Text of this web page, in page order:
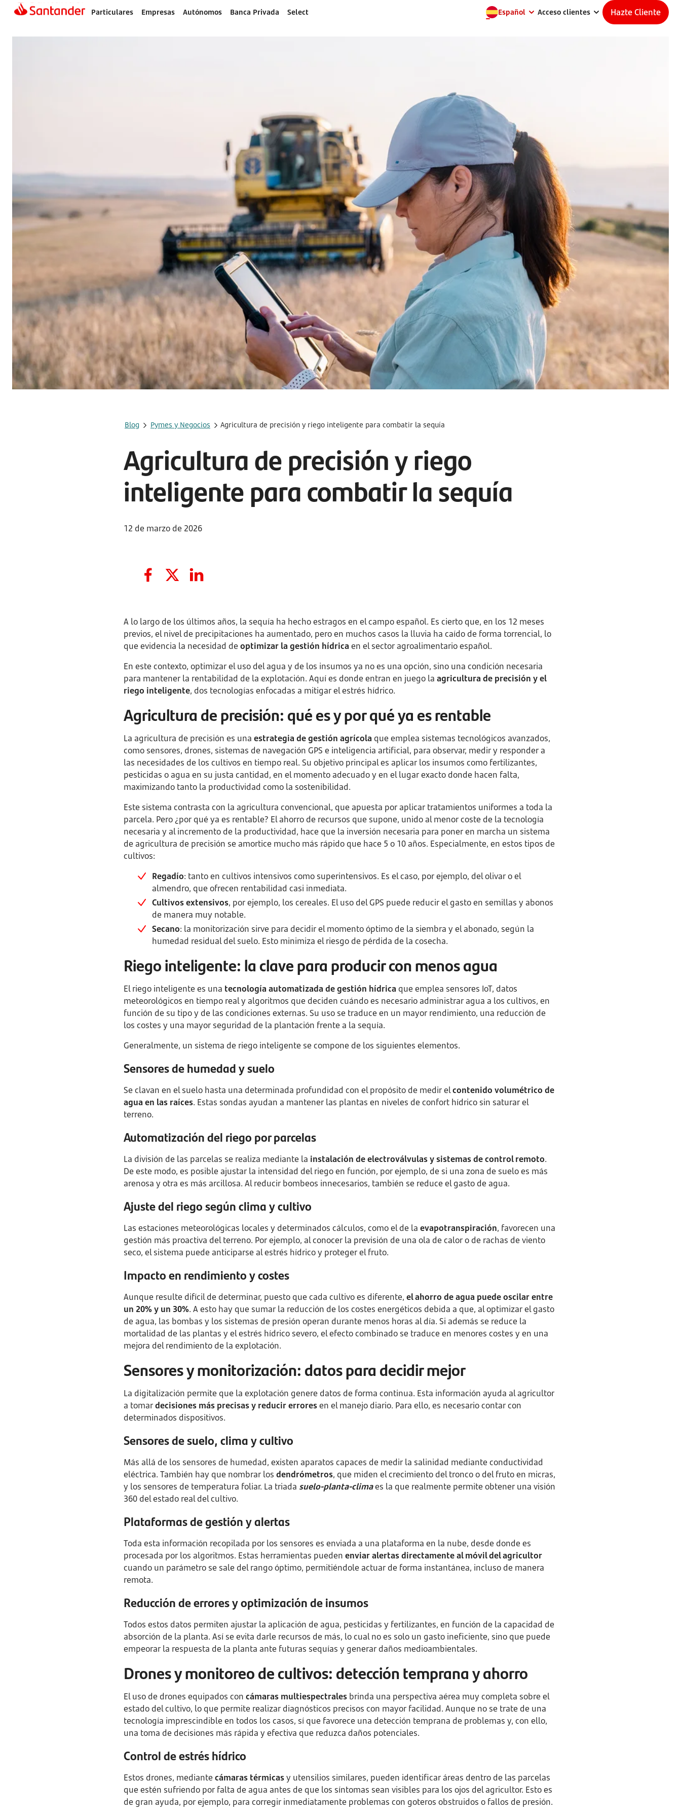
Particulares Empresas Autónomos Banca Privada Select Español Acceso clientes Hazte Cliente
Blog Pymes y Negocios Agricultura de precisión y riego inteligente para combatir la sequía
Agricultura de precisión y riego
inteligente para combatir la sequía
12 de marzo de 2026
A lo largo de los últimos años, la sequía ha hecho estragos en el campo español. Es cierto que, en los 12 meses
previos, el nivel de precipitaciones ha aumentado, pero en muchos casos la lluvia ha caído de forma torrencial, lo
que evidencia la necesidad de optimizar la gestión hídrica en el sector agroalimentario español.
En este contexto, optimizar el uso del agua y de los insumos ya no es una opción, sino una condición necesaria
para mantener la rentabilidad de la explotación. Aquí es donde entran en juego la agricultura de precisión y el
riego inteligente, dos tecnologías enfocadas a mitigar el estrés hídrico.
Agricultura de precisión: qué es y por qué ya es rentable
La agricultura de precisión es una estrategia de gestión agrícola que emplea sistemas tecnológicos avanzados,
como sensores, drones, sistemas de navegación GPS e inteligencia artificial, para observar, medir y responder a
las necesidades de los cultivos en tiempo real. Su objetivo principal es aplicar los insumos como fertilizantes,
pesticidas o agua en su justa cantidad, en el momento adecuado y en el lugar exacto donde hacen falta,
maximizando tanto la productividad como la sostenibilidad.
Este sistema contrasta con la agricultura convencional, que apuesta por aplicar tratamientos uniformes a toda la
parcela. Pero ¿por qué ya es rentable? El ahorro de recursos que supone, unido al menor coste de la tecnología
necesaria y al incremento de la productividad, hace que la inversión necesaria para poner en marcha un sistema
de agricultura de precisión se amortice mucho más rápido que hace 5 o 10 años. Especialmente, en estos tipos de
cultivos:
Regadío: tanto en cultivos intensivos como superintensivos. Es el caso, por ejemplo, del olivar o el
almendro, que ofrecen rentabilidad casi inmediata.
Cultivos extensivos, por ejemplo, los cereales. El uso del GPS puede reducir el gasto en semillas y abonos
de manera muy notable.
Secano: la monitorización sirve para decidir el momento óptimo de la siembra y el abonado, según la
humedad residual del suelo. Esto minimiza el riesgo de pérdida de la cosecha.
Riego inteligente: la clave para producir con menos agua
El riego inteligente es una tecnología automatizada de gestión hídrica que emplea sensores IoT, datos
meteorológicos en tiempo real y algoritmos que deciden cuándo es necesario administrar agua a los cultivos, en
función de su tipo y de las condiciones externas. Su uso se traduce en un mayor rendimiento, una reducción de
los costes y una mayor seguridad de la plantación frente a la sequía.
Generalmente, un sistema de riego inteligente se compone de los siguientes elementos.
Sensores de humedad y suelo
Se clavan en el suelo hasta una determinada profundidad con el propósito de medir elcontenido volumétrico de
agua en las raíces. Estas sondas ayudan a mantener las plantas en niveles de confort hídrico sin saturar el
terreno.
Automatización del riego por parcelas
La división de las parcelas se realiza mediante la instalación de electroválvulas y sistemas de control remoto.
De este modo, es posible ajustar la intensidad del riego en función, por ejemplo, de si una zona de suelo es más
arenosa y otra es más arcillosa. Al reducir bombeos innecesarios, también se reduce el gasto de agua.
Ajuste del riego según clima y cultivo
Las estaciones meteorológicas locales y determinados cálculos, como el de la evapotranspiración, favorecen una
gestión más proactiva del terreno. Por ejemplo, al conocer la previsión de una ola de calor o de rachas de viento
seco, el sistema puede anticiparse al estrés hídrico y proteger el fruto.
Impacto en rendimiento y costes
Aunque resulte difícil de determinar, puesto que cada cultivo es diferente, el ahorro de agua puede oscilar entre
un 20% y un 30%. A esto hay que sumar la reducción de los costes energéticos debida a que, al optimizar el gasto
de agua, las bombas y los sistemas de presión operan durante menos horas al día. Si además se reduce la
mortalidad de las plantas y el estrés hídrico severo, el efecto combinado se traduce en menores costes y en una
mejora del rendimiento de la explotación.
Sensores y monitorización: datos para decidir mejor
La digitalización permite que la explotación genere datos de forma continua. Esta información ayuda al agricultor
a tomardecisiones más precisas y reducir erroresen el manejo diario. Para ello, es necesario contar con
determinados dispositivos.
Sensores de suelo, clima y cultivo
Más allá de los sensores de humedad, existen aparatos capaces de medir la salinidad mediante conductividad
eléctrica. También hay que nombrar los dendrómetros, que miden el crecimiento del tronco o del fruto en micras,
y los sensores de temperatura foliar. La triada suelo-planta-climaes la que realmente permite obtener una visión
360 del estado real del cultivo.
Plataformas de gestión y alertas
Toda esta información recopilada por los sensores es enviada a una plataforma en la nube, desde donde es
procesada por los algoritmos. Estas herramientas pueden enviar alertas directamente al móvil del agricultor
cuando un parámetro se sale del rango óptimo, permitiéndole actuar de forma instantánea, incluso de manera
remota.
Reducción de errores y optimización de insumos
Todos estos datos permiten ajustar la aplicación de agua, pesticidas y fertilizantes, en función de la capacidad de
absorción de la planta. Así se evita darle recursos de más, lo cual no es solo un gasto ineficiente, sino que puede
empeorar la respuesta de la planta ante futuras sequías y generar daños medioambientales.
Drones y monitoreo de cultivos: detección temprana y ahorro
El uso de drones equipados con cámaras multiespectrales brinda una perspectiva aérea muy completa sobre el
estado del cultivo, lo que permite realizar diagnósticos precisos con mayor facilidad. Aunque no se trate de una
tecnología imprescindible en todos los casos, sí que favorece una detección temprana de problemas y, con ello,
una toma de decisiones más rápida y efectiva que reduzca daños potenciales.
Control de estrés hídrico
Estos drones, mediante cámaras térmicasy utensilios similares, pueden identificar áreas dentro de las parcelas
que estén sufriendo por falta de agua antes de que los síntomas sean visibles para los ojos del agricultor. Esto es
de gran ayuda, por ejemplo, para corregir inmediatamente problemas con goteros obstruidos o fallos de presión.